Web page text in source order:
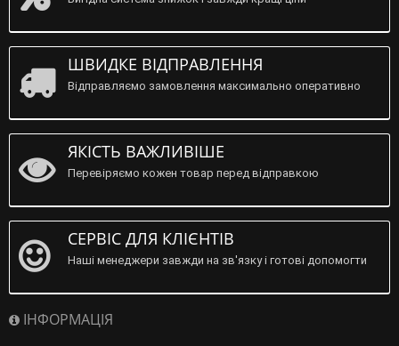
ШВИДКЕ ВІДПРАВЛЕННЯ
Відправляємо замовлення максимально оперативно
ЯКІСТЬ ВАЖЛИВІШЕ
Перевіряємо кожен товар перед відправкою
СЕРВІС ДЛЯ КЛІЄНТІВ
Наші менеджери завжди на зв'язку і готові допомогти
ІНФОРМАЦІЯ